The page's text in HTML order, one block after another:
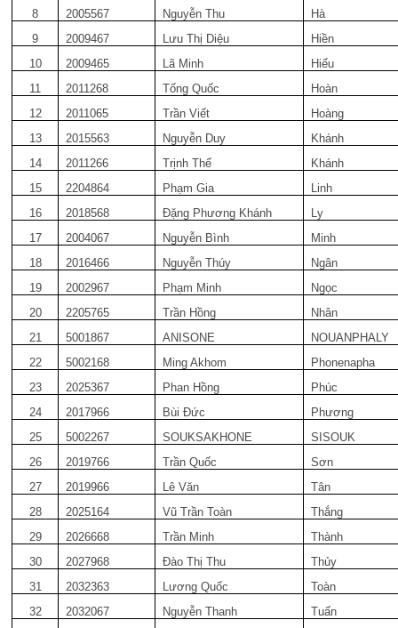
8
2005567 Nguyễn Thu
Hà
9
2009467 Lưu Thị Diệu
Hiền
10
2009465 Lã Minh
Hiếu
11
2011268 Tống Quốc
Hoàn
12
2011065 Trần Viết
Hoàng
13
2015563 Nguyễn Duy
Khánh
14
2011266 Trịnh Thế
Khánh
15
2204864 Phạm Gia
Linh
16
2018568 Đặng Phương Khánh
Ly
17
2004067 Nguyễn Bình
Minh
18
2016466 Nguyễn Thúy
Ngân
19
2002967 Phạm Minh
Ngọc
20
2205765 Trần Hồng
Nhân
21
5001867 ANISONE
NOUANPHALY
22
5002168 Ming Akhom
Phonenapha
23
2025367 Phan Hồng
Phúc
24
2017966 Bùi Đức
Phương
25
5002267 SOUKSAKHONE
SISOUK
26
2019766 Trần Quốc
Sơn
27
2019966 Lê Văn
Tân
28
2025164 Vũ Trần Toàn
Thắng
29
2026668 Trần Minh
Thành
30
2027968 Đào Thị Thu
Thủy
31
2032363 Lương Quốc
Toàn
32
2032067 Nguyễn Thanh
Tuấn